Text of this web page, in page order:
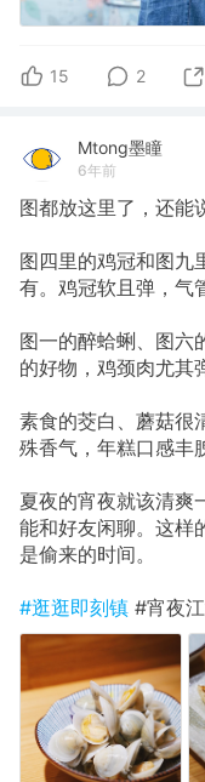
15 2
Mtong墨瞳
6年前
图都放这里了，还能
图四里的鸡冠和图九
有。鸡冠软且弹，气
图一的醉蛤蜊、图六
的好物，鸡颈肉尤其
素食的茭白、蘑菇很
殊香气，年糕口感丰
夏夜的宵夜就该清爽
能和好友闲聊。这样
是偷来的时间。
#逛逛即刻镇 #宵夜